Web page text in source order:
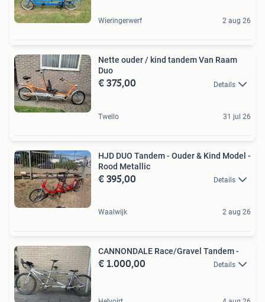
Wieringerwerf 2 aug 26
Nette ouder / kind tandem Van Raam
Duo
€ 375,00 Details
Twello 31 jul 26
HJD DUO Tandem - Ouder & Kind Model -
Rood Metallic
€ 395,00 Details
Waalwijk 2 aug 26
CANNONDALE Race/Gravel Tandem -
€ 1.000,00 Details